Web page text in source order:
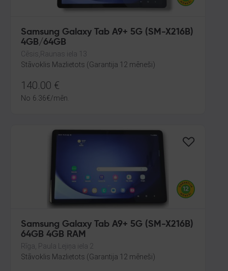
Samsung Galaxy Tab A9+ 5G (SM-X216B)
4GB/64GB
Cēsis,Raunas iela 13
Stāvoklis Mazlietots (Garantija 12 mēneši)
140.00 €
No 6.36€/mēn.
Samsung Galaxy Tab A9+ 5G (SM-X216B)
64GB 4GB RAM
Rīga, Paula Lejiņa iela 2
Stāvoklis Mazlietots (Garantija 12 mēneši)